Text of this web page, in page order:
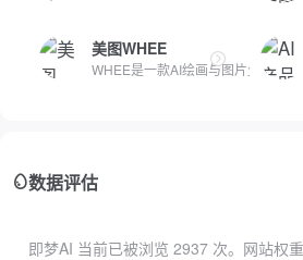
美图WHEE
WHEE是一款AI绘画与图片生成器
数据评估
即梦AI 当前已被浏览 2937 次。网站权